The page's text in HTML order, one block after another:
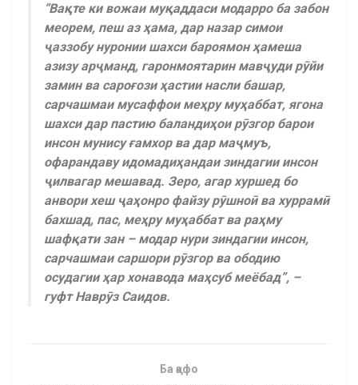
“Вақте ки вожаи муқаддаси модарро ба забон
меорем, пеш аз ҳама, дар назар симои
ҷаззобу нуронии шахси бароямон ҳамеша
азизу арҷманд, гаронмоятарин мавҷуди рӯйи
замин ва сароғози ҳастии насли башар,
сарчашмаи мусаффои меҳру муҳаббат, ягона
шахси дар пастию баландиҳои рӯзгор барои
инсон мунису ғамхор ва дар маҷмуъ,
офарандаву идомадиҳандаи зиндагии инсон
ҷилвагар мешавад. Зеро, агар хуршед бо
анвори хеш ҷаҳонро файзу рӯшноӣ ва хуррамӣ
бахшад, пас, меҳру муҳаббат ва раҳму
шафқати зан – модар нури зиндагии инсон,
сарчашмаи саршори рӯзгор ва ободию
осудагии ҳар хонавода маҳсуб меёбад”, –
гуфт Наврӯз Саидов.
Ба қафо